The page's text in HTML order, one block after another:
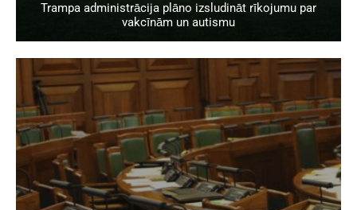
Trampa administrācija plāno izsludināt rīkojumu par
vakcīnām un autismu